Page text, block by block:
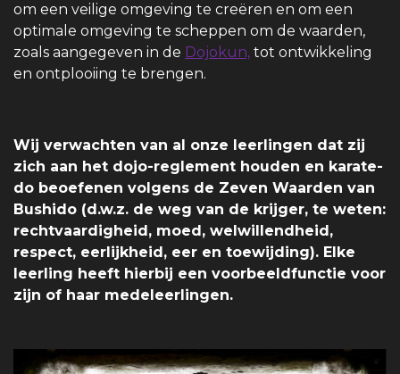
om een veilige omgeving te creëren en om een
optimale omgeving te scheppen om de waarden,
zoals aangegeven in de Dojokun, tot ontwikkeling
en ontplooiing te brengen.
Wij verwachten van al onze leerlingen dat zij
zich aan het dojo-reglement houden en karate-
do beoefenen volgens de Zeven Waarden van
Bushido (d.w.z. de weg van de krijger, te weten:
rechtvaardigheid, moed, welwillendheid,
respect, eerlijkheid, eer en toewijding). Elke
leerling heeft hierbij een voorbeeldfunctie voor
zijn of haar medeleerlingen.